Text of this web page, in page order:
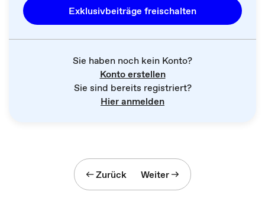
Exklusivbeiträge freischalten
Sie haben noch kein Konto?
Konto erstellen
Sie sind bereits registriert?
Hier anmelden
Zurück Weiter